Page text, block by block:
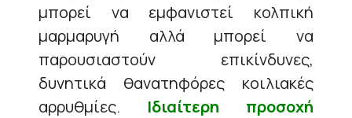
μπορεί να εμφανιστεί κολπική
μαρμαρυγή αλλά μπορεί να
παρουσιαστούν επικίνδυνες,
δυνητικά θανατηφόρες κοιλιακές
αρρυθμίες. Ιδιαίτερη προσοχή